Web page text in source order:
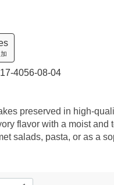
17-4056-08-04
preserved in high-
flavor with a moist and
salads, pasta, or as a